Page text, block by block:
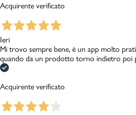
Acquirente verificato
Ieri
Mi trovo sempre bene, è un app molto
quando da un prodotto torno indietro poi
Acquirente verificato